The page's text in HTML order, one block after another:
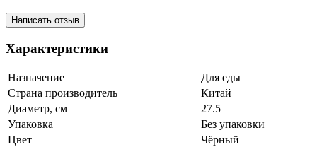
Написать отзыв
Характеристики
Назначение
Для еды
Страна производитель
Китай
Диаметр, см
27.5
Упаковка
Без упаковки
Цвет
Чёрный